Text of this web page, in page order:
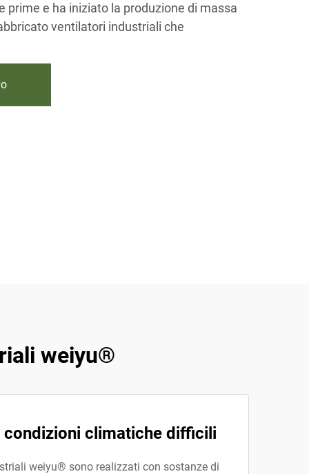
prime e ha iniziato la produzione di massa
ventilatori industriali che
weiyu®
condizioni climatiche difficili
weiyu® sono realizzati con sostanze di